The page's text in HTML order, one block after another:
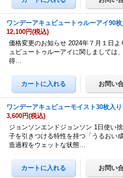
ワンデーアキュビュートゥルーアイ90枚
12,100円(税込)
価格変更のお知らせ 2024年７月１日
ュビュートゥルーアイに関しましては
得…
ワンデーアキュビューモイスト30枚入り
3,600円(税込)
ジョンソンエンドジョンソン 1日使い
子を引きつける特性を持つ「うるおい
造過程をウェットな状態…